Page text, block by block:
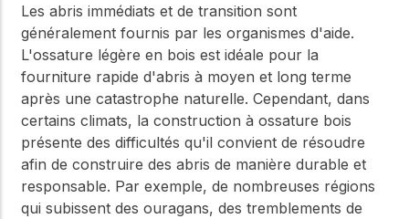
Les abris immédiats et de transition sont
généralement fournis par les organismes d'aide.
L'ossature légère en bois est idéale pour la
fourniture rapide d'abris à moyen et long terme
après une catastrophe naturelle. Cependant, dans
certains climats, la construction à ossature bois
présente des difficultés qu'il convient de résoudre
afin de construire des abris de manière durable et
responsable. Par exemple, de nombreuses régions
qui subissent des ouragans, des tremblements de